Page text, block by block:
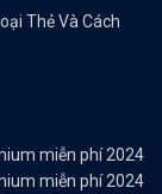
Thẻ Và Cách
miễn phí 2024
miễn phí 2024